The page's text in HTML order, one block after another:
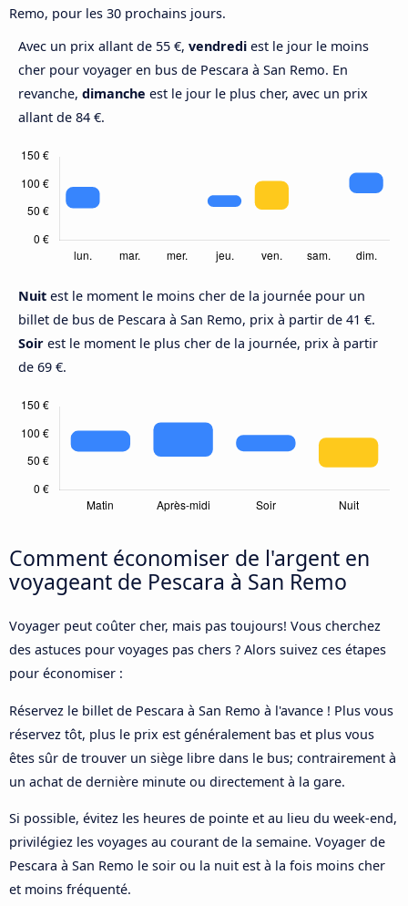
Remo, pour les 30 prochains jours.
Avec un prix allant de 55 €, vendredi est le jour le moins
cher pour voyager en bus de Pescara à San Remo. En
revanche, dimanche est le jour le plus cher, avec un prix
allant de 84 €.
Nuit est le moment le moins cher de la journée pour un
billet de bus de Pescara à San Remo, prix à partir de 41 €.
Soir est le moment le plus cher de la journée, prix à partir
de 69 €.
Comment économiser de l'argent en
voyageant de Pescara à San Remo
Voyager peut coûter cher, mais pas toujours! Vous cherchez
des astuces pour voyages pas chers ? Alors suivez ces étapes
pour économiser :
Réservez le billet de Pescara à San Remo à l'avance ! Plus vous
réservez tôt, plus le prix est généralement bas et plus vous
êtes sûr de trouver un siège libre dans le bus; contrairement à
un achat de dernière minute ou directement à la gare.
Si possible, évitez les heures de pointe et au lieu du week-end,
privilégiez les voyages au courant de la semaine. Voyager de
Pescara à San Remo le soir ou la nuit est à la fois moins cher
et moins fréquenté.